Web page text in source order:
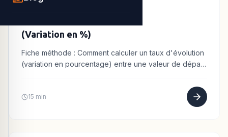
(Variation en %)
Fiche méthode : Comment calculer un taux d'évolution
(variation en pourcentage) entre une valeur de départ
15 min